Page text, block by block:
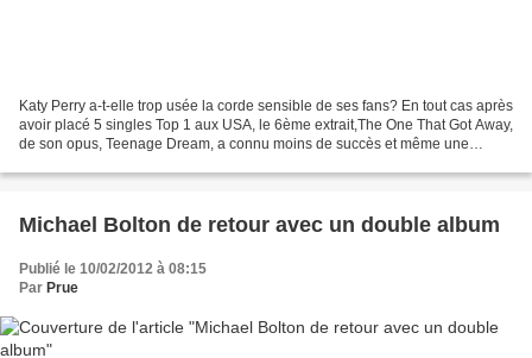
Katy Perry a-t-elle trop usée la corde sensible de ses fans? En tout cas après
avoir placé 5 singles Top 1 aux USA, le 6ème extrait,The One That Got Away,
de son opus, Teenage Dream, a connu moins de succès et même une
Michael Bolton de retour avec un double album
Publié le 10/02/2012 à 08:15
Par Prue